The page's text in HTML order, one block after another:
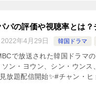
パの評価や視聴率とは？
2022年4月29日 韓国ドラマ
で放送された韓国ドラマ
ソン・ヨウン、シン・ウン
放題配信開始✨#チャン・